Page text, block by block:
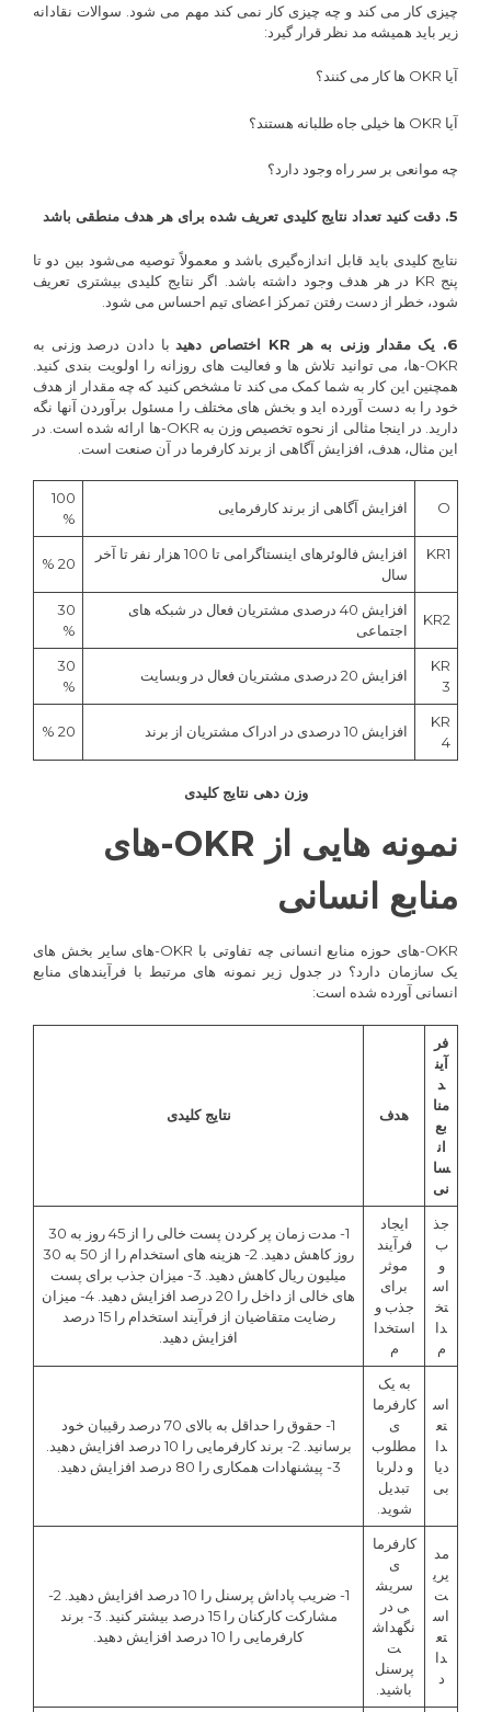
چیزی کار می کند و چه چیزی کار نمی کند مهم می شود. سوالات نقادانه
زیر باید همیشه مد نظر قرار گیرد:
آیا OKR ها کار می کنند؟
آیا OKR ها خیلی جاه طلبانه هستند؟
چه موانعی بر سر راه وجود دارد؟
5. دقت کنید تعداد نتایج کلیدی تعریف شده برای هر هدف منطقی باشد
نتایج کلیدی باید قابل اندازه‌گیری باشد و معمولاً توصیه می‌شود بین دو تا
پنج KR در هر هدف وجود داشته باشد. اگر نتایج کلیدی بیشتری تعریف
شود، خطر از دست رفتن تمرکز اعضای تیم احساس می شود.
6. یک مقدار وزنی به هر KR اختصاص دهید
با دادن درصد وزنی به
OKR-ها، می توانید تلاش ها و فعالیت های روزانه را اولویت بندی کنید.
همچنین این کار به شما کمک می کند تا مشخص کنید که چه مقدار از هدف
خود را به دست آورده اید و بخش های مختلف را مسئول برآوردن آنها نگه
دارید. در اینجا مثالی از نحوه تخصیص وزن به OKR-ها ارائه شده است. در
این مثال، هدف، افزایش آگاهی از برند کارفرما در آن صنعت است.
O افزایش آگاهی از برند کارفرمایی
100
%
KR1
افزایش فالوئرهای اینستاگرامی تا 100 هزار نفر تا آخر
سال
20 %
KR2
افزایش 40 درصدی مشتریان فعال در شبکه های
اجتماعی
30
%
KR
3
افزایش 20 درصدی مشتریان فعال در وبسایت
30
%
KR
4
افزایش 10 درصدی در ادراک مشتریان از برند 20 %
وزن دهی نتایج کلیدی
نمونه هایی از OKR-های
منابع انسانی
OKR-های حوزه منابع انسانی چه تفاوتی با OKR-های سایر بخش های
یک سازمان دارد؟ در جدول زیر نمونه های مرتبط با فرآیندهای منابع
انسانی آورده شده است:
فر
آین
د
منا
بع
ان
سا
نی
هدف نتایج کلیدی
جذ
ب
و
اس
تخ
دا
م
ایجاد
فرآیند
موثر
برای
جذب و
استخدا
م
1- مدت زمان پر کردن پست خالی را از 45 روز به 30
روز کاهش دهید. 2- هزینه های استخدام را از 50 به 30
میلیون ريال کاهش دهید. 3- میزان جذب برای پست
های خالی از داخل را 20 درصد افزایش دهید. 4- میزان
رضایت متقاضیان از فرآیند استخدام را 15 درصد
افزایش دهید.
اس
تع
دا
دیا
بی
به یک
کارفرما
ی
مطلوب
و دلربا
تبدیل
شوید.
1- حقوق را حداقل به بالای 70 درصد رقیبان خود
برسانید. 2- برند کارفرمایی را 10 درصد افزایش دهید.
3- پیشنهادات همکاری را 80 درصد افزایش دهید.
مد
یری
ت
اس
تع
دا
د
کارفرما
ی
سریش
ی در
نگهداش
ت
پرسنل
باشید.
1- ضریب پاداش پرسنل را 10 درصد افزایش دهید. 2-
مشارکت کارکنان را 15 درصد بیشتر کنید. 3- برند
کارفرمایی را 10 درصد افزایش دهید.